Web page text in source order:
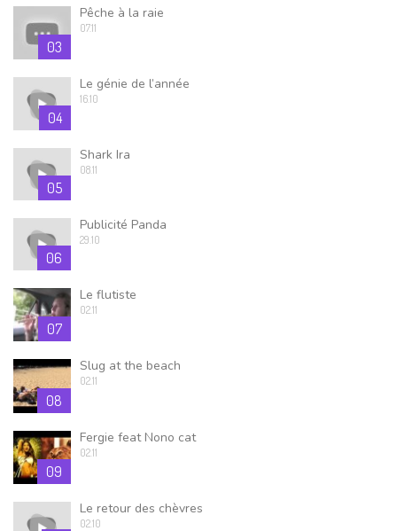
03
Pêche à la raie
07.11
04
Le génie de l’année
16.10
05
Shark Ira
08.11
06
Publicité Panda
29.10
07
Le flutiste
02.11
08
Slug at the beach
02.11
09
Fergie feat Nono cat
02.11
Le retour des chèvres
02.10